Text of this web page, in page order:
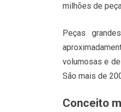
milhões de
Peças
volumosas e
São mais de
Conceito